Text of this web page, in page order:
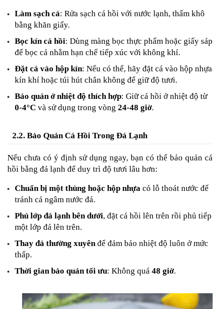
Làm sạch cá: Rửa sạch cá hồi với nước lạnh, thấm khô
bằng khăn giấy.
Bọc kín cá hồi: Dùng màng bọc thực phẩm hoặc giấy sáp
để bọc cá nhằm hạn chế tiếp xúc với không khí.
Đặt cá vào hộp kín: Nếu có thể, hãy đặt cá vào hộp nhựa
kín khí hoặc túi hút chân không để giữ độ tươi.
Bảo quản ở nhiệt độ thích hợp
: Giữ cá hồi ở nhiệt độ từ
0-4°C và sử dụng trong vòng 24-48 giờ.
2.2. Bảo Quản Cá Hồi Trong Đá Lạnh
Nếu chưa có ý định sử dụng ngay, bạn có thể bảo quản cá
hồi bằng đá lạnh để duy trì độ tươi lâu hơn:
Chuẩn bị một thùng hoặc hộp nhựa có lỗ thoát nước để
tránh cá ngâm nước đá.
Phủ lớp đá lạnh bên dưới, đặt cá hồi lên trên rồi phủ tiếp
một lớp đá lên trên.
Thay đá thường xuyên để đảm bảo nhiệt độ luôn ở mức
thấp.
Thời gian bảo quản tối ưu: Không quá 48 giờ.